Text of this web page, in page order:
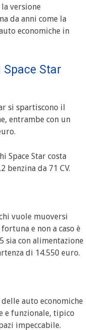
versione
da anni come la
economiche in
Star
si spartiscono il
entrambe con un
Space Star costa
benzina da 71 CV.
vuole muoversi
e non a caso è
sia con alimentazione
di 14.550 euro.
auto economiche
e funzionale, tipico
impeccabile.